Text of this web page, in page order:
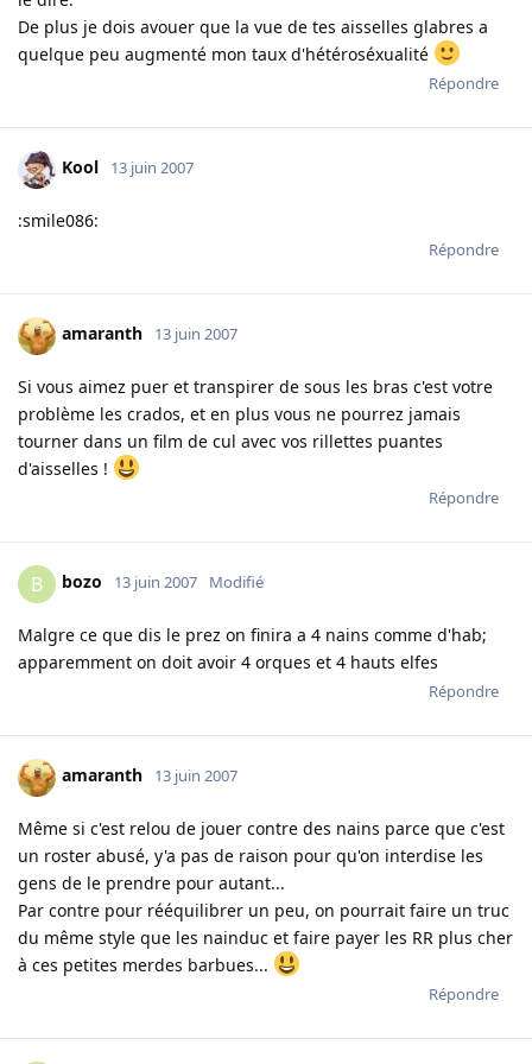
De plus je dois avouer que la vue de tes aisselles glabres a
quelque peu augmenté mon taux d'hétéroséxualité
Répondre
Kool 13 juin 2007
:smile086:
Répondre
amaranth 13 juin 2007
Si vous aimez puer et transpirer de sous les bras c'est votre
problème les crados, et en plus vous ne pourrez jamais
tourner dans un film de cul avec vos rillettes puantes
d'aisselles !
Répondre
B bozo 13 juin 2007 Modifié
Malgre ce que dis le prez on finira a 4 nains comme d'hab;
apparemment on doit avoir 4 orques et 4 hauts elfes
Répondre
amaranth 13 juin 2007
Même si c'est relou de jouer contre des nains parce que c'est
un roster abusé, y'a pas de raison pour qu'on interdise les
gens de le prendre pour autant...
Par contre pour rééquilibrer un peu, on pourrait faire un truc
du même style que les nainduc et faire payer les RR plus cher
à ces petites merdes barbues...
Répondre